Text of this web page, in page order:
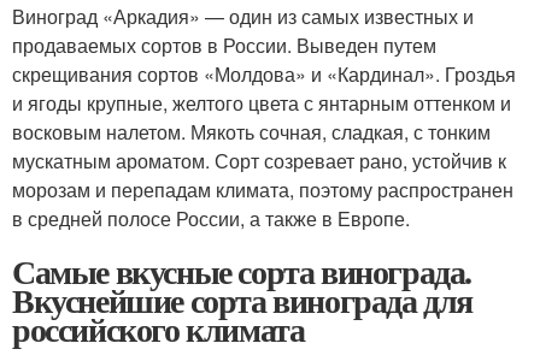
Виноград «Аркадия» — один из самых известных и
продаваемых сортов в России. Выведен путем
скрещивания сортов «Молдова» и «Кардинал». Гроздья
и ягоды крупные, желтого цвета с янтарным оттенком и
восковым налетом. Мякоть сочная, сладкая, с тонким
мускатным ароматом. Сорт созревает рано, устойчив к
морозам и перепадам климата, поэтому распространен
в средней полосе России, а также в Европе.
Самые вкусные сорта винограда.
Вкуснейшие сорта винограда для
российского климата